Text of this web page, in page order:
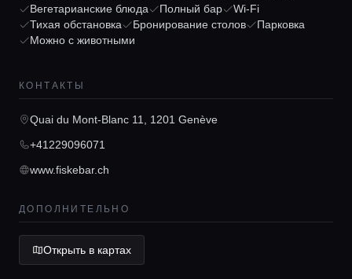
Главная
Локации
Гиды
Консьерж сервис
Lifestyle журнал
Вегетарианские блюда
Полный бар
Wi-Fi
Тихая обстановка
Бронирование столов
Парковка
Можно с животными
КОНТАКТЫ
Quai du Mont-Blanc 11, 1201 Genève
+41229096071
www.fiskebar.ch
ДОПОЛНИТЕЛЬНО
Открыть в картах